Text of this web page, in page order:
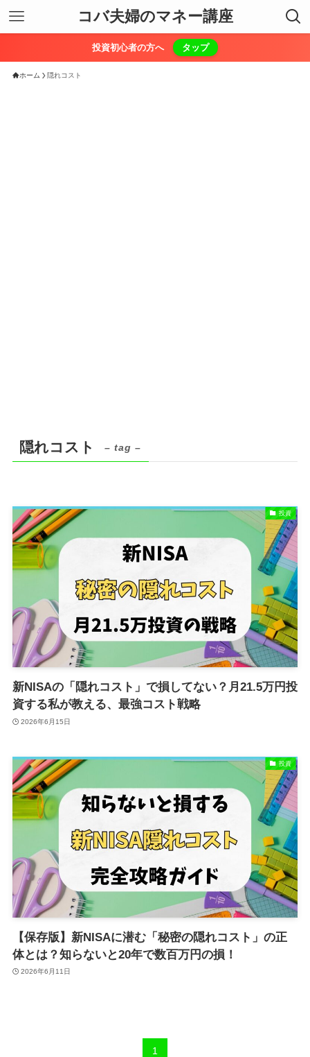
コバ夫婦のマネー講座
投資初心者の方へ タップ
ホーム 隠れコスト
隠れコスト – tag –
投資
新NISAの「隠れコスト」で損してない？月21.5万円投
資する私が教える、最強コスト戦略
2026年6月15日
投資
【保存版】新NISAに潜む「秘密の隠れコスト」の正
体とは？知らないと20年で数百万円の損！
2026年6月11日
1